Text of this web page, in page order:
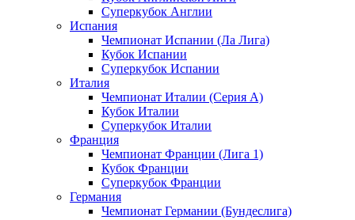
Суперкубок Англии
Испания
Чемпионат Испании (Ла Лига)
Кубок Испании
Суперкубок Испании
Италия
Чемпионат Италии (Серия А)
Кубок Италии
Суперкубок Италии
Франция
Чемпионат Франции (Лига 1)
Кубок Франции
Суперкубок Франции
Германия
Чемпионат Германии (Бундеслига)